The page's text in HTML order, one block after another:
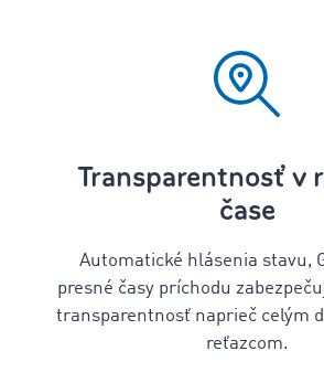
Transparentnosť v
čase
Automatické hlásenia stavu,
presné časy príchodu
transparentnosť naprieč celým
reťazcom.